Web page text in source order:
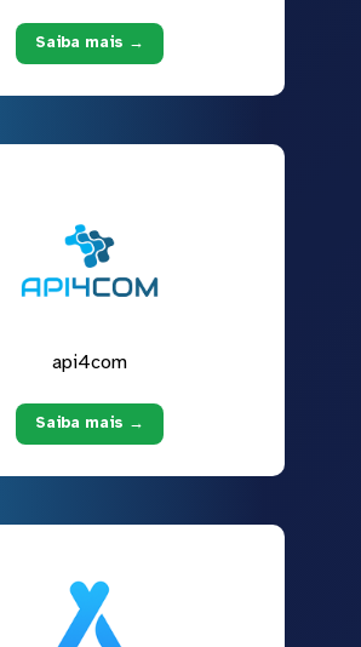
Saiba mais →
api4com
Saiba mais →